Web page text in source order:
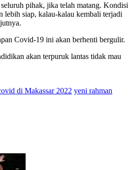
pihak, jika telah matang. Kondisi
lebih siap, kalau-kalau kembali terjadi
Covid-19 ini akan berhenti bergulir.
akan terpuruk lantas tidak mau
di Makassar 2022 yeni rahman